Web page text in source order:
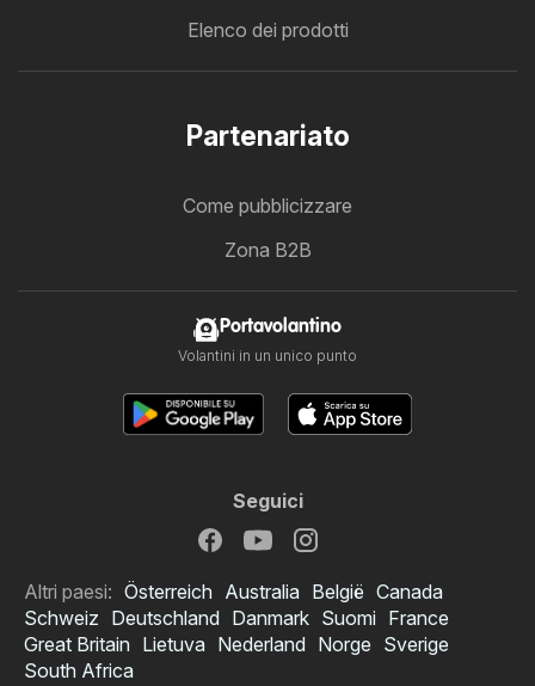
Elenco dei prodotti
Partenariato
Come pubblicizzare
Zona B2B
Portavolantino
Volantini in un unico punto
Seguici
Altri paesi: Österreich Australia België Canada
Schweiz Deutschland Danmark Suomi France
Great Britain Lietuva Nederland Norge Sverige
South Africa